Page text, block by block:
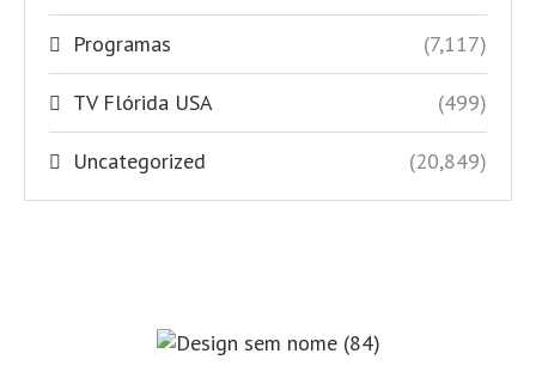
Programas (7,117)
TV Flórida USA (499)
Uncategorized (20,849)